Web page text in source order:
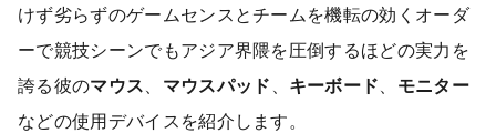
けず劣らずのゲームセンスとチームを機転の効くオーダ
ーで競技シーンでもアジア界隈を圧倒するほどの実力を
誇る彼のマウス マウスパッド キーボード
モニター
などの使用デバイスを紹介します。